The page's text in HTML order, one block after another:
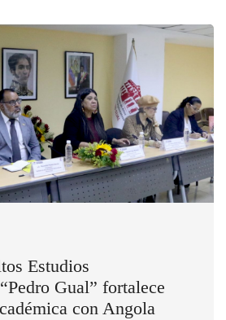
Estudios
Gual” fortalece
con Angola